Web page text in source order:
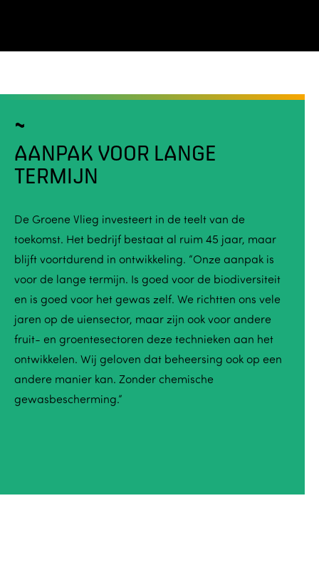
AANPAK VOOR LANGE
TERMIJN
De Groene Vlieg investeert in de teelt van de
toekomst. Het bedrijf bestaat al ruim 45 jaar, maar
blijft voortdurend in ontwikkeling. “Onze aanpak is
voor de lange termijn. Is goed voor de biodiversiteit
en is goed voor het gewas zelf. We richtten ons vele
jaren op de uiensector, maar zijn ook voor andere
fruit- en groentesectoren deze technieken aan het
ontwikkelen. Wij geloven dat beheersing ook op een
andere manier kan. Zonder chemische
gewasbescherming.”